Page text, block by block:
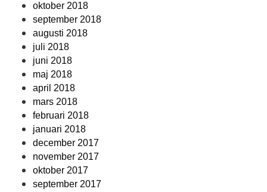
oktober 2018
september 2018
augusti 2018
juli 2018
juni 2018
maj 2018
april 2018
mars 2018
februari 2018
januari 2018
december 2017
november 2017
oktober 2017
september 2017